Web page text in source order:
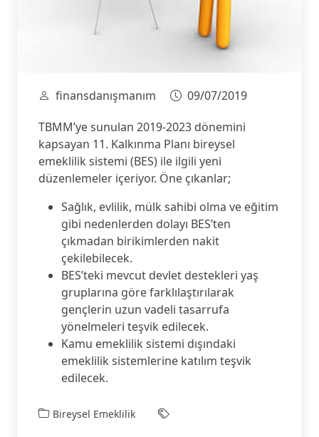
finansdanışmanım
09/07/2019
TBMM’ye sunulan 2019-2023 dönemini
kapsayan 11. Kalkınma Planı bireysel
emeklilik sistemi (BES) ile ilgili yeni
düzenlemeler içeriyor. Öne çıkanlar;
Sağlık, evlilik, mülk sahibi olma ve eğitim
gibi nedenlerden dolayı BES’ten
çıkmadan birikimlerden nakit
çekilebilecek.
BES’teki mevcut devlet destekleri yaş
gruplarına göre farklılaştırılarak
gençlerin uzun vadeli tasarrufa
yönelmeleri teşvik edilecek.
Kamu emeklilik sistemi dışındaki
emeklilik sistemlerine katılım teşvik
edilecek.
Bireysel Emeklilik